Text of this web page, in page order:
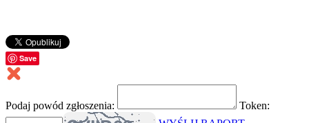
Save
Podaj powód zgłoszenia:
Token: